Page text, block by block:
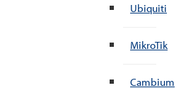
Ubiquiti
MikroTik
Cambium